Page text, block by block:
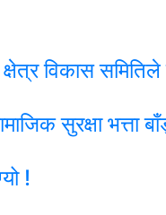
विकास समितिले
सुरक्षा भत्ता
!